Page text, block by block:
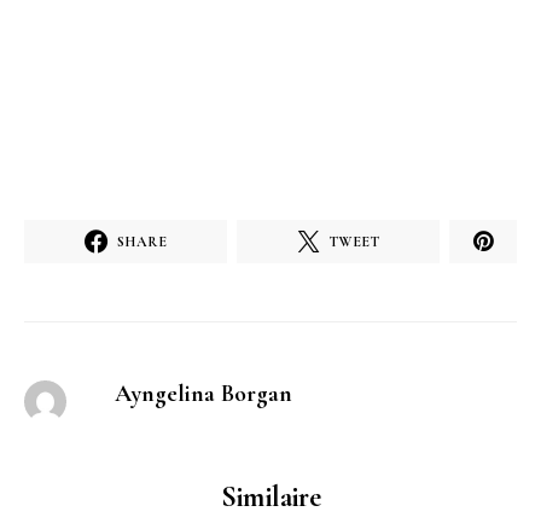
SHARE TWEET
Ayngelina Borgan
Similaire